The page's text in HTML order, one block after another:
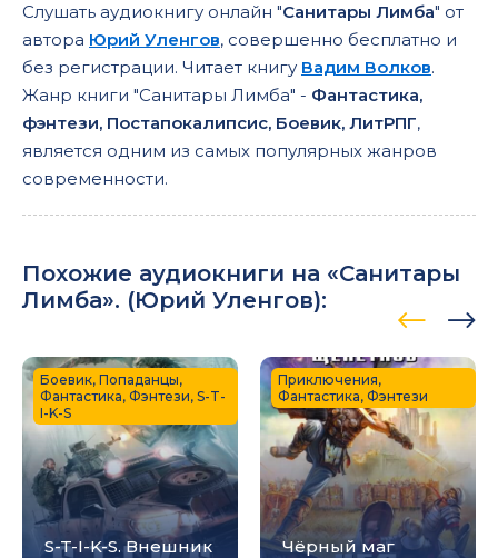
Слушать аудиокнигу онлайн "Санитары Лимба" от
автора Юрий Уленгов, совершенно бесплатно и
без регистрации. Читает книгу Вадим Волков.
Жанр книги "Санитары Лимба" - Фантастика,
фэнтези, Постапокалипсис, Боевик, ЛитРПГ,
является одним из самых популярных жанров
современности.
Похожие аудиокниги на «Санитары
Лимба». (Юрий Уленгов):
S-T-I-K-S. Внешник
Боевик, Попаданцы,
Фантастика, Фэнтези, S-T-
I-K-S
Чёрный маг
Приключения,
Фантастика, Фэнтези